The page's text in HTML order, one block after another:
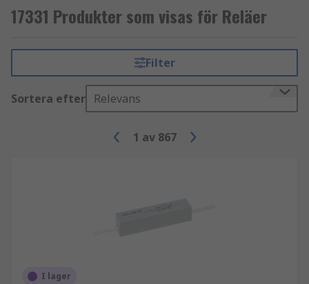
17331 Produkter som visas för Reläer
Filter
Sortera efter Relevans
1 av 867
I lager